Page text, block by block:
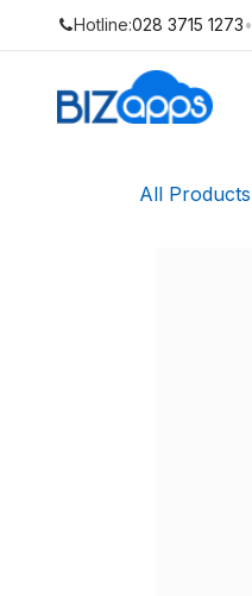
Hotline:028 3715 1273•
All Products